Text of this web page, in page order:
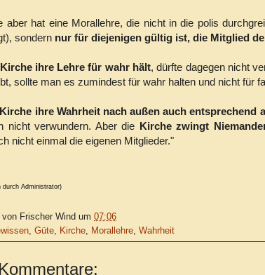
aber hat eine Morallehre, die nicht in die polis
sondern nur für diejenigen gültig ist, die Mitglied
ihre Lehre für wahr hält, dürfte dagegen nicht
sollte man es zumindest für wahr halten und nicht für
ihre Wahrheit nach außen auch entsprechend
nicht verwundern. Aber die Kirche zwingt
nicht einmal die eigenen Mitglieder."
durch Administrator)
von Frischer Wind um 07:06
, Güte, Kirche, Morallehre, Wahrheit